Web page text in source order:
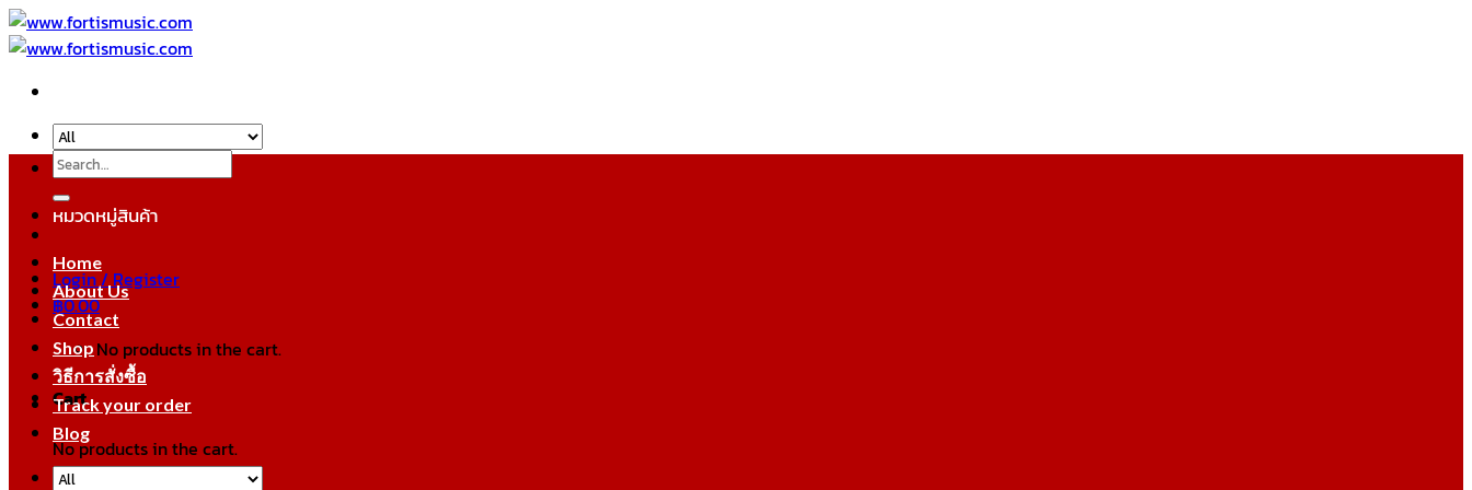
Skip
to
Search
for:
Login / Register
฿0.00
No products in the cart.
Cart
No products in the cart.
หมวดหมู่สินค้า
Home
About Us
Contact
Shop
วิธีการสั่งซื้อ
Track your order
Blog